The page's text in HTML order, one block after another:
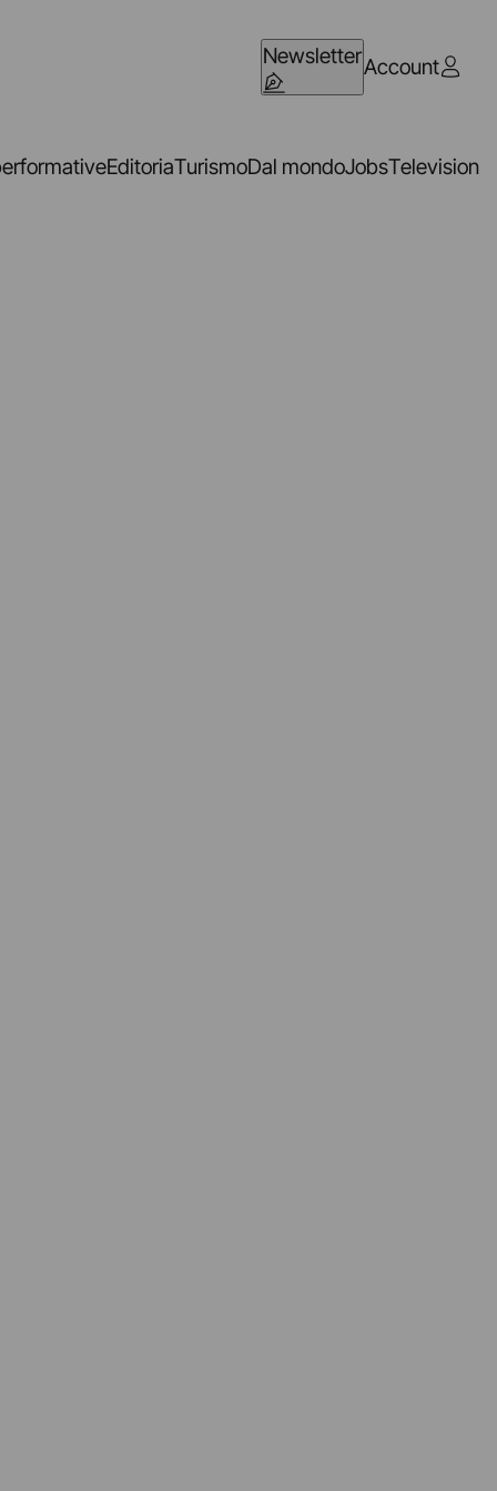
NewsletterAccount
EditoriaTurismoDal mondoJobsTelevision